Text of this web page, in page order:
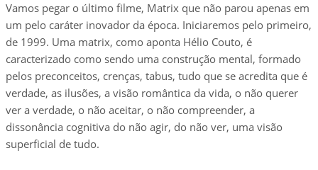
Vamos pegar o último filme, Matrix que não parou apenas em
um pelo caráter inovador da época. Iniciaremos pelo primeiro,
de 1999. Uma matrix, como aponta Hélio Couto, é
caracterizado como sendo uma construção mental, formado
pelos preconceitos, crenças, tabus, tudo que se acredita que é
verdade, as ilusões, a visão romântica da vida, o não querer
ver a verdade, o não aceitar, o não compreender, a
dissonância cognitiva do não agir, do não ver, uma visão
superficial de tudo.